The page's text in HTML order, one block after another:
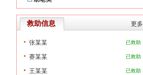
更多
救助信息
已救助
张某某
已救助
赛某某
已救助
王某某